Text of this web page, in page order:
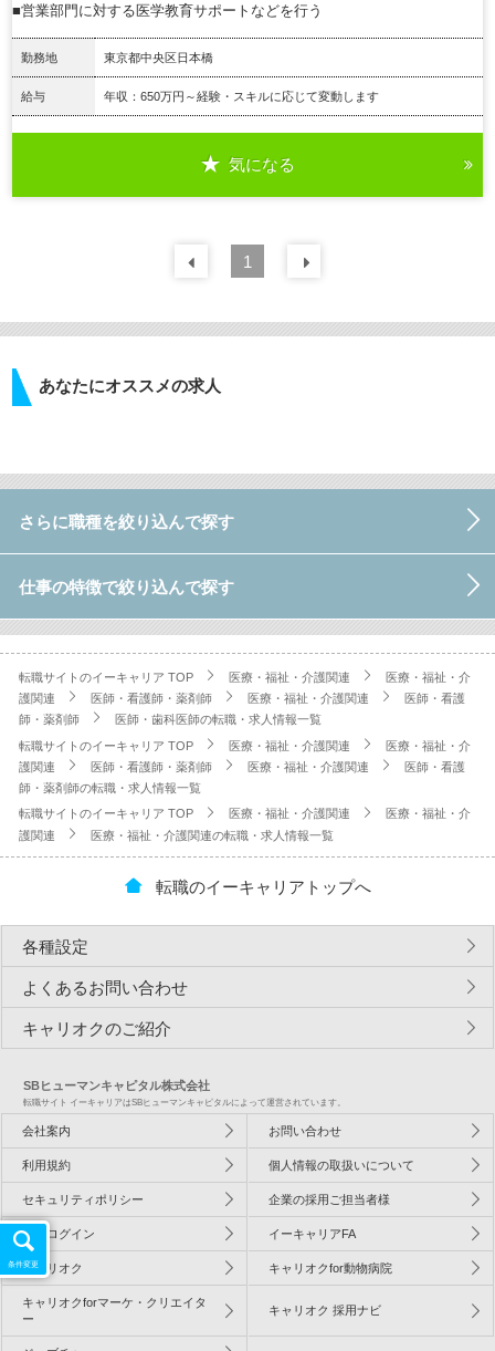
■営業部門に対する医学教育サポートなどを行う
勤務地 東京都中央区日本橋
給与 年収：650万円～経験・スキルに応じて変動します
気になる
前の 件
1
あなたにオススメの求人
さらに職種を絞り込んで探す
仕事の特徴で絞り込んで探す
転職サイトのイーキャリア TOP 医療・福祉・介護関連
医療・福祉・介
護関連
医師・看護師・薬剤師 医療・福祉・介護関連
医師・看護
師・薬剤師
医師・歯科医師の転職・求人情報一覧
転職サイトのイーキャリア TOP 医療・福祉・介護関連
医療・福祉・介
護関連
医師・看護師・薬剤師 医療・福祉・介護関連
医師・看護
師・薬剤師の転職・求人情報一覧
転職サイトのイーキャリア TOP
医療・福祉・介護関連
医療・福祉・介
護関連
医療・福祉・介護関連の転職・求人情報一覧
条件変更
転職のイーキャリアトップへ
各種設定
よくあるお問い合わせ
キャリオクのご紹介
SBヒューマンキャピタル株式会社
転職サイト イーキャリアはSBヒューマンキャピタルによって運営されています。
会社案内 お問い合わせ
利用規約 個人情報の取扱いについて
セキュリティポリシー 企業の採用ご担当者様
企業ログイン イーキャリアFA
キャリオク キャリオクfor動物病院
キャリオクforマーケ・クリエイタ
ー
キャリオク 採用ナビ